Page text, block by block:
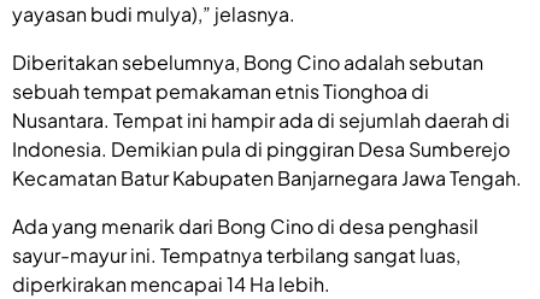
yayasan budi mulya),” jelasnya.
Diberitakan sebelumnya, Bong Cino adalah sebutan
sebuah tempat pemakaman etnis Tionghoa di
Nusantara. Tempat ini hampir ada di sejumlah daerah di
Indonesia. Demikian pula di pinggiran Desa Sumberejo
Kecamatan Batur Kabupaten Banjarnegara Jawa Tengah.
Ada yang menarik dari Bong Cino di desa penghasil
sayur-mayur ini. Tempatnya terbilang sangat luas,
diperkirakan mencapai 14 Ha lebih.